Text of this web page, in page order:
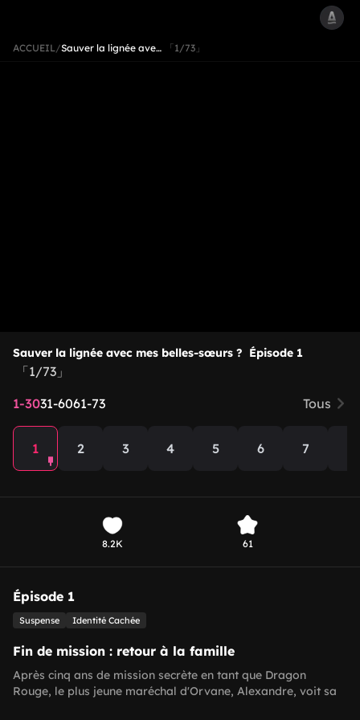
ACCUEIL/Sauver la lignée ave… 「1/73」
Sauver la lignée avec mes belles-sœurs ? Épisode 1
「1/73」
1-3031-6061-73 Tous
1 2 3 4 5 6 7
8.2K 61
Épisode 1
Suspense Identité Cachée
Fin de mission : retour à la famille
Après cinq ans de mission secrète en tant que Dragon
Rouge, le plus jeune maréchal d'Orvane, Alexandre, voit sa